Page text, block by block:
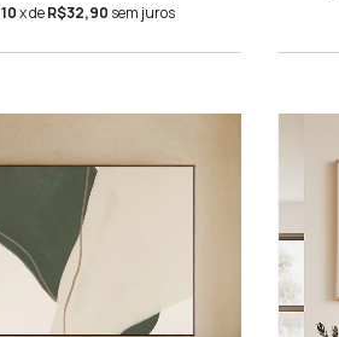
10x deR$32,90 sem juros